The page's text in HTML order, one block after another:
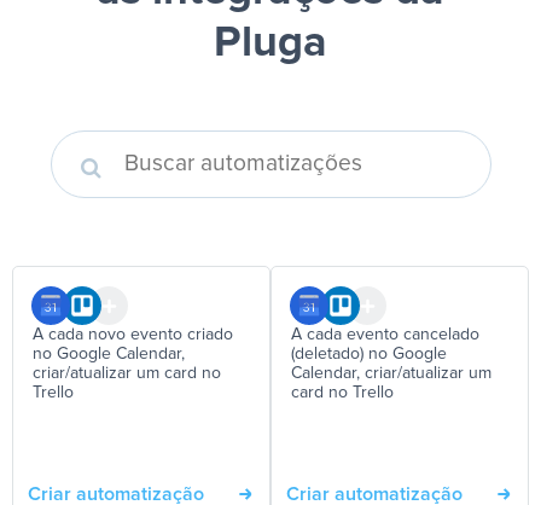
Pluga
A cada novo evento criado
no Google Calendar,
criar/atualizar um card no
Trello
Criar automatização
A cada evento cancelado
(deletado) no Google
Calendar, criar/atualizar um
card no Trello
Criar automatização